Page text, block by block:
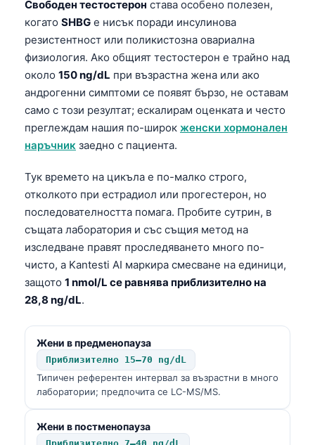
Свободен тестостерон става особено полезен,
когато SHBG е нисък поради инсулинова
резистентност или поликистозна овариална
физиология. Ако общият тестостерон е трайно над
около 150 ng/dL при възрастна жена или ако
андрогенни симптоми се появят бързо, не оставам
само с този резултат; ескалирам оценката и често
преглеждам нашия по-широк женски хормонален
наръчник заедно с пациента.
Тук времето на цикъла е по-малко строго,
отколкото при естрадиол или прогестерон, но
последователността помага. Пробите сутрин, в
същата лаборатория и със същия метод на
изследване правят проследяването много по-
чисто, а Kantesti AI маркира смесване на единици,
защото 1 nmol/L се равнява приблизително на
28,8 ng/dL.
Жени в предменопауза
Приблизително 15–70 ng/dL
Типичен референтен интервал за възрастни в много
лаборатории; предпочита се LC-MS/MS.
Жени в постменопауза
Azərbaycan dili
Eesti
日本語
Čeština
ქართული
Lietuvių kalba
Polski
한국어
Slovenščina
Magyar
Shqip
اردو
मराठी
தமிழ்
ગુજરાતી
ಕನ್ನಡ